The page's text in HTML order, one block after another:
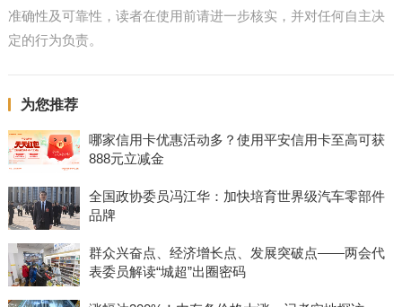
准确性及可靠性，读者在使用前请进一步核实，并对任何自主决
定的行为负责。
为您推荐
哪家信用卡优惠活动多？使用平安信用卡至高可获
888元立减金
全国政协委员冯江华：加快培育世界级汽车零部件
品牌
群众兴奋点、经济增长点、发展突破点——两会代
表委员解读“城超”出圈密码